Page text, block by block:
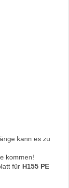
kann es zu
kommen!
für H155 PE